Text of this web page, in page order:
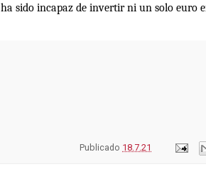
ha sido incapaz de invertir ni un solo euro
Publicado 18.7.21